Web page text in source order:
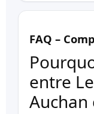
FAQ –
entre